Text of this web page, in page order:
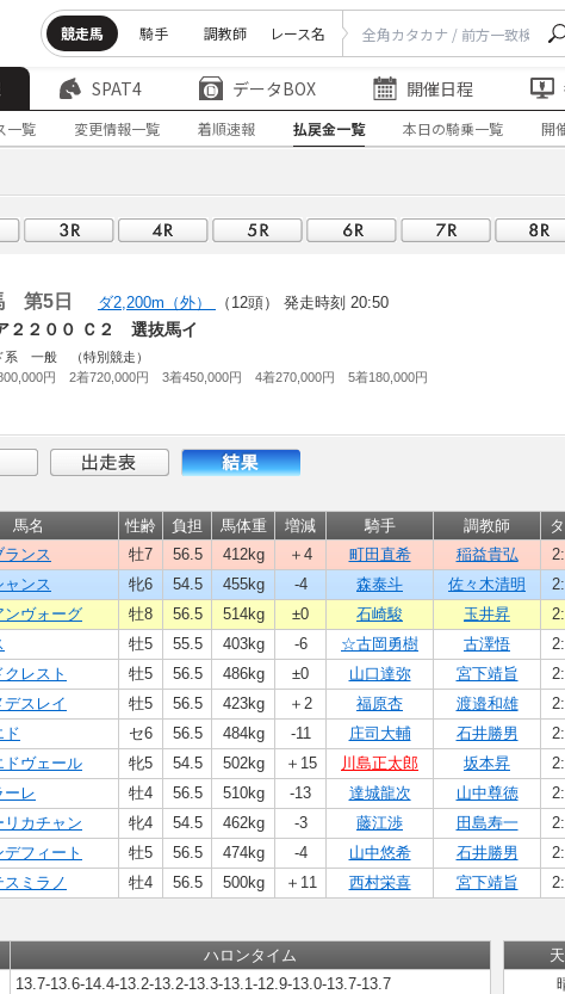
競走馬 騎手 調教師 レース名
SPAT4 データBOX 開催日程
一覧 変更情報一覧 着順速報 払戻金一覧 本日の騎乗一覧 開
第5日 ダ2,200m（外） （12頭） 発走時刻 20:50
２２００ Ｃ２ 選抜馬イ
系 一般 （特別競走）
円 2着720,000円 3着450,000円 4着270,000円 5着180,000円
馬名 性齢 負担 馬体重 増減 騎手 調教師
ランス 牡7 56.5 412kg ＋4 町田直希 稲益貴弘
ャンス 牝6 54.5 455kg -4 森泰斗 佐々木清明
ンヴォーグ 牡8 56.5 514kg ±0 石崎駿 玉井昇
牡5 55.5 403kg -6 ☆古岡勇樹 古澤悟
レスト 牡5 56.5 486kg ±0 山口達弥 宮下靖旨
デスレイ 牡5 56.5 423kg ＋2 福原杏 渡邉和雄
ド セ6 56.5 484kg -11 庄司大輔 石井勝男
ドヴェール 牝5 54.5 502kg ＋15 川島正太郎 坂本昇
ーレ 牡4 56.5 510kg -13 達城龍次 山中尊徳
リカチャン 牝4 54.5 462kg -3 藤江渉 田島寿一
フィート 牡5 56.5 474kg -4 山中悠希 石井勝男
スミラノ 牡4 56.5 500kg ＋11 西村栄喜 宮下靖旨
ハロンタイム
13.7-13.6-14.4-13.2-13.2-13.3-13.1-12.9-13.0-13.7-13.7